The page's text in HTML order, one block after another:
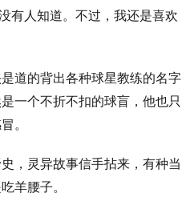
有人知道。不过，我还是喜欢
道的背出各种球星教练的名字
一个不折不扣的球盲，他也只
。
，灵异故事信手拈来，有种当
羊腰子。